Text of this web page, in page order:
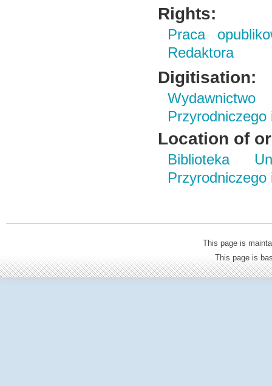
Rights:
Praca
Redaktora
Digitisation:
Przyrodniczego
Location of
Biblioteka
Przyrodniczego
This page is
This page is